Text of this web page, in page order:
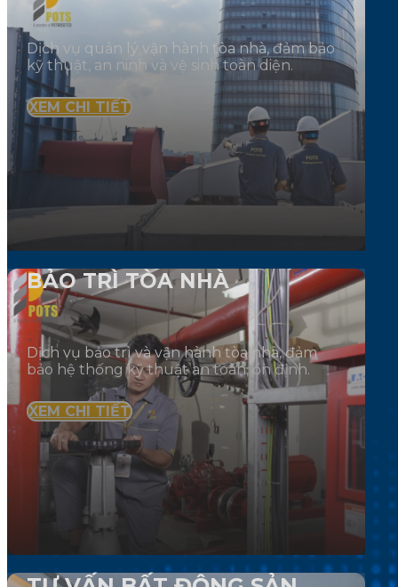
Dịch vụ quản lý vận hành tòa nhà, đảm bảo
kỹ thuật, an ninh và vệ sinh toàn diện.
XEM CHI TIẾT
BẢO TRÌ TÒA NHÀ
Dịch vụ bảo trì và vận hành tòa nhà, đảm
bảo hệ thống kỹ thuật an toàn, ổn định.
XEM CHI TIẾT